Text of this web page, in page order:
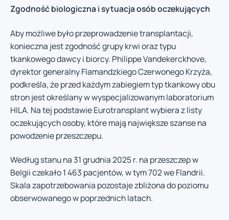
Zgodność biologiczna i sytuacja osób oczekujących
Aby możliwe było przeprowadzenie transplantacji,
konieczna jest zgodność grupy krwi oraz typu
tkankowego dawcy i biorcy. Philippe Vandekerckhove,
dyrektor generalny Flamandzkiego Czerwonego Krzyża,
podkreśla, że przed każdym zabiegiem typ tkankowy obu
stron jest określany w wyspecjalizowanym laboratorium
HILA. Na tej podstawie Eurotransplant wybiera z listy
oczekujących osoby, które mają największe szanse na
powodzenie przeszczepu.
Według stanu na 31 grudnia 2025 r. na przeszczep w
Belgii czekało 1 463 pacjentów, w tym 702 we Flandrii.
Skala zapotrzebowania pozostaje zbliżona do poziomu
obserwowanego w poprzednich latach.